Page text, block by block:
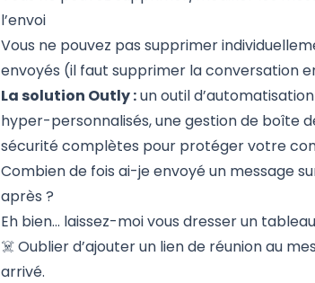
l’envoi
Vous ne pouvez pas supprimer
envoyés (il faut supprimer la conversation
La solution Outly :un outil
hyper-personnalisés, une gestion de boîte
sécurité complètes pour protéger votre
Combien de fois ai-je envoyé un message
après ?
Eh bien... laissez-moi vous dresser un
☠️ Oublier d’ajouter un lien de réunion au
arrivé.